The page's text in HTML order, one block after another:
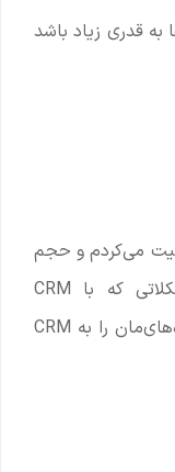
به قدری زیاد باشد
می‌کردم و حجم
کارهام واقعا زیاد بود. به دلیل مشکلاتی که با CRM
فعلی‌مون داشتیم، مجبور بودیم که داده‌های‌مان را به CRM